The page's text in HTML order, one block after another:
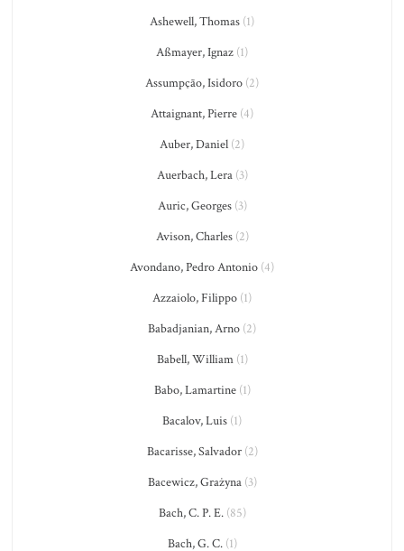
Ashewell, Thomas (1)
Aßmayer, Ignaz (1)
Assumpção, Isidoro (2)
Attaignant, Pierre (4)
Auber, Daniel (2)
Auerbach, Lera(3)
Auric, Georges(3)
Avison, Charles(2)
Avondano, Pedro Antonio (4)
Azzaiolo, Filippo (1)
Babadjanian, Arno (2)
Babell, William(1)
Babo, Lamartine(1)
Bacalov, Luis (1)
Bacarisse, Salvador(2)
Bacewicz, Grażyna(3)
Bach, C. P. E.(85)
Bach, G. C.(1)